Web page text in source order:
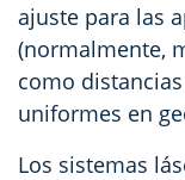
ajuste para las
(normalmente,
como
uniformes en
Los sistemas